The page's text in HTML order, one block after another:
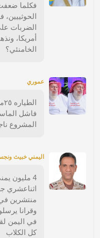
فكلما
الحوثييين،
الضربات
أمريكا،
الخامنئي؟
عموري
المشروع
اليمني خبيث
4 مليون
اثناعشري
منتشرين في
وقرانا
في اليمن
كل الكلاب